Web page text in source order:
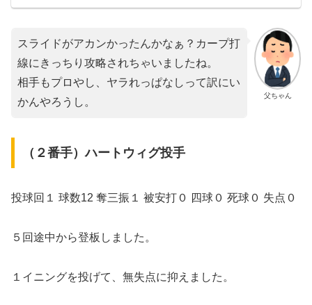
父ちゃん
スライドがアカンかったんかなぁ？カープ打
線にきっちり攻略されちゃいましたね。
相手もプロやし、ヤラれっぱなしって訳にい
かんやろうし。
（２番手）ハートウィグ投手
投球回１ 球数12 奪三振１ 被安打０ 四球０ 死球０ 失点０
５回途中から登板しました。
１イニングを投げて、無失点に抑えました。